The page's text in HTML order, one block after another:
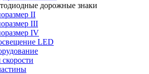
дорожные знаки
II
III
IV
LED